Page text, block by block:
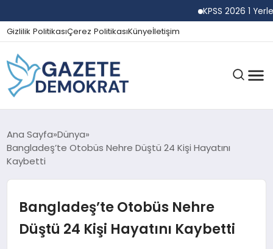
KPSS 2026 1
Gizlilik PolitikasıÇerez PolitikasıKünyeİletişim
GÜNDEM
EKONOMI
SPOR
Ana Sayfa Dünya
Bangladeş’te Otobüs Nehre Düştü 24 Kişi Hayatını
Kaybetti
Bangladeş’te Otobüs Nehre
Düştü 24 Kişi Hayatını Kaybetti